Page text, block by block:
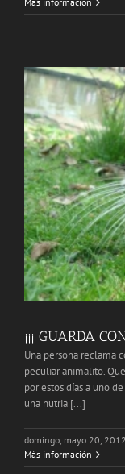
¡¡¡ GUARDA
Una persona reclama
peculiar animalito.
por estos días a uno
una nutria [...]
domingo, mayo 20, 2012
Más información